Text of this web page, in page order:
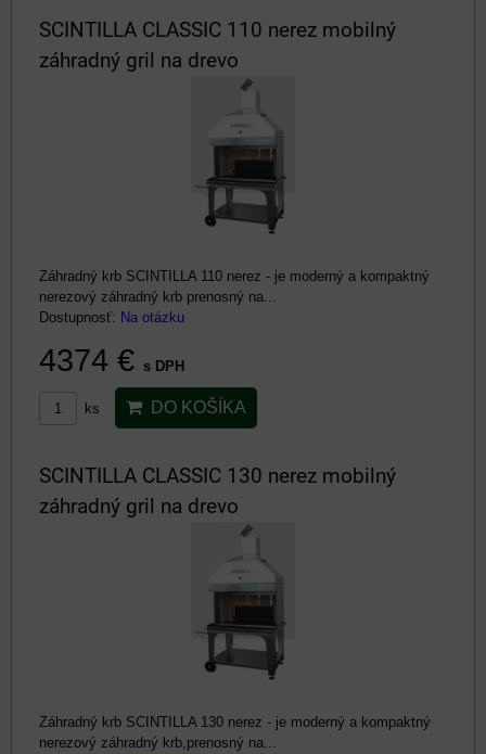
SCINTILLA CLASSIC 110 nerez mobilný
záhradný gril na drevo
Záhradný krb SCINTILLA 110 nerez - je moderný a kompaktný
nerezový záhradný krb prenosný na...
Dostupnosť: Na otázku
4374 € s DPH
ks DO KOŠÍKA
SCINTILLA CLASSIC 130 nerez mobilný
záhradný gril na drevo
Záhradný krb SCINTILLA 130 nerez - je moderný a kompaktný
nerezový záhradný krb,prenosný na...